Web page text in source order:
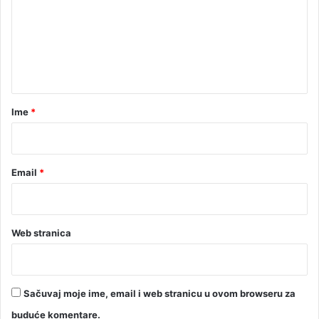
r
Ime *
Email *
Web stranica
Sačuvaj moje ime, email i web stranicu u ovom browseru za
buduće komentare.